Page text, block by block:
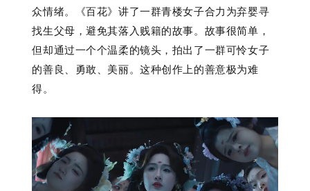
众情绪。《百花》讲了一群青楼女子合力为弃婴寻
找生父母，避免其落入贱籍的故事。故事很简单，
但却通过一个个温柔的镜头，拍出了一群可怜女子
的善良、勇敢、美丽。这种创作上的善意极为难
得。